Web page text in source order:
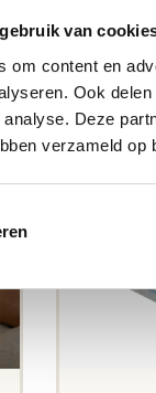
van
om content en
Ook
Deze
verzameld